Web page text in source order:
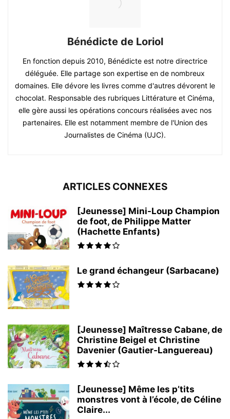
Bénédicte de Loriol
En fonction depuis 2010, Bénédicte est notre directrice
déléguée. Elle partage son expertise en de nombreux
domaines. Elle dévore les livres comme d'autres dévorent le
chocolat. Responsable des rubriques Littérature et Cinéma,
elle gère aussi les opérations concours réalisées avec nos
partenaires. Elle est notamment membre de l'Union des
Journalistes de Cinéma (UJC).
ARTICLES CONNEXES
[Jeunesse] Mini-Loup Champion
de foot, de Philippe Matter
(Hachette Enfants)
Le grand échangeur (Sarbacane)
[Jeunesse] Maîtresse Cabane, de
Christine Beigel et Christine
Davenier (Gautier-Languereau)
[Jeunesse] Même les p’tits
monstres vont à l’école, de Céline
Claire...